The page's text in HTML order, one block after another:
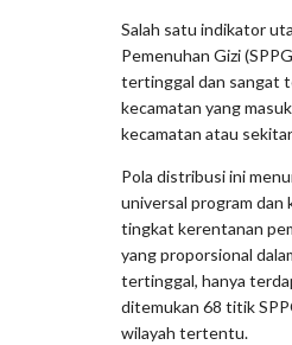
Salah satu indikator
Pemenuhan Gizi
tertinggal dan sangat
kecamatan yang
kecamatan atau
Pola distribusi ini
universal program dan
tingkat kerentanan
yang proporsional
tertinggal, hanya
ditemukan 68 titik
wilayah tertentu.